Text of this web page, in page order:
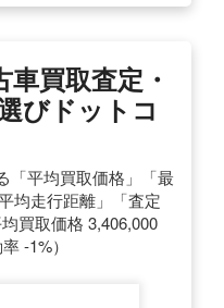
買取査定・
びドットコ
「平均買取価格」「最
均走行距離」「査定
買取価格 3,406,000
-1%）